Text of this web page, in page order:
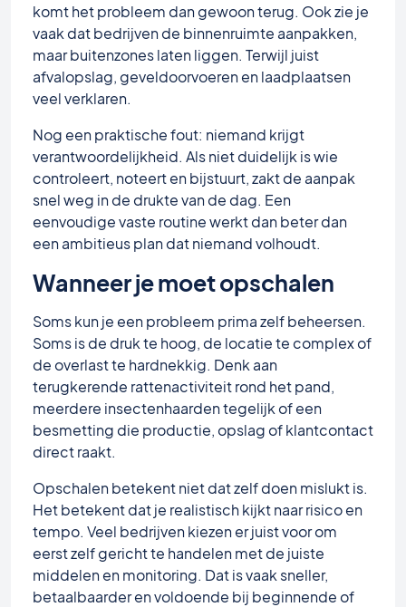
komt het probleem dan gewoon terug. Ook zie je
vaak dat bedrijven de binnenruimte aanpakken,
maar buitenzones laten liggen. Terwijl juist
afvalopslag, geveldoorvoeren en laadplaatsen
veel verklaren.
Nog een praktische fout: niemand krijgt
verantwoordelijkheid. Als niet duidelijk is wie
controleert, noteert en bijstuurt, zakt de aanpak
snel weg in de drukte van de dag. Een
eenvoudige vaste routine werkt dan beter dan
een ambitieus plan dat niemand volhoudt.
Wanneer je moet opschalen
Soms kun je een probleem prima zelf beheersen.
Soms is de druk te hoog, de locatie te complex of
de overlast te hardnekkig. Denk aan
terugkerende rattenactiviteit rond het pand,
meerdere insectenhaarden tegelijk of een
besmetting die productie, opslag of klantcontact
direct raakt.
Opschalen betekent niet dat zelf doen mislukt is.
Het betekent dat je realistisch kijkt naar risico en
tempo. Veel bedrijven kiezen er juist voor om
eerst zelf gericht te handelen met de juiste
middelen en monitoring. Dat is vaak sneller,
betaalbaarder en voldoende bij beginnende of